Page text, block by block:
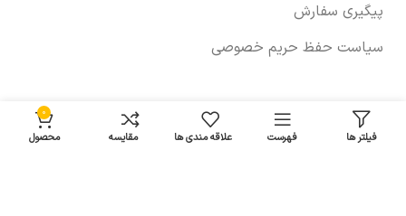
پیگیری سفارش
سیاست حفظ حریم خصوصی
خودروها
فیلتر ها فهرست علاقه مندی ها مقایسه
۰
محصول